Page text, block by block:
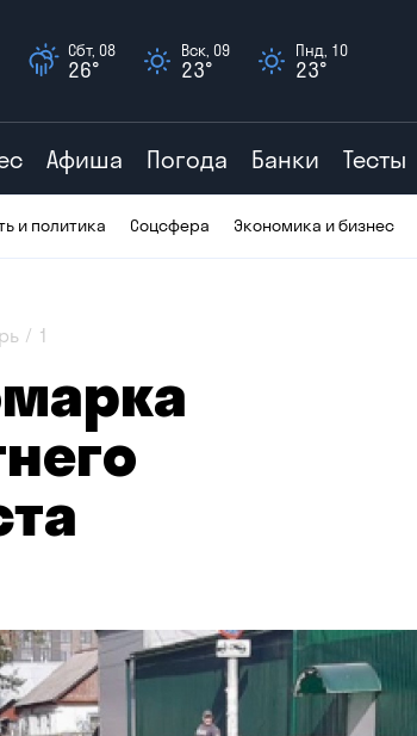
Сбт, 08
26°
Вск, 09
23°
Пнд, 10
23°
Афиша Погода Банки Тесты
и политика Соцсфера Экономика и бизнес
1